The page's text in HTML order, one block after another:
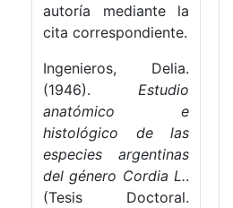
autoría mediante la
cita correspondiente.
Ingenieros, Delia.
(1946). Estudio
anatómico e
histológico de las
especies argentinas
del género Cordia L..
(Tesis Doctoral.